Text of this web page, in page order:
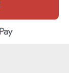
bővebben az
Elfogadom